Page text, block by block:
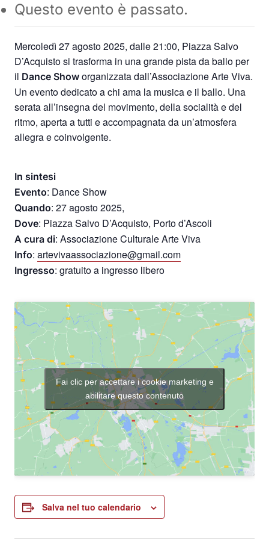
Questo evento è passato.
Mercoledì 27 agosto 2025, dalle 21:00, Piazza Salvo
D’Acquisto si trasforma in una grande pista da ballo per
il Dance Show organizzata dall’Associazione Arte Viva.
Un evento dedicato a chi ama la musica e il ballo. Una
serata all’insegna del movimento, della socialità e del
ritmo, aperta a tutti e accompagnata da un’atmosfera
allegra e coinvolgente.
In sintesi
Evento: Dance Show
Quando: 27 agosto 2025,
Dove: Piazza Salvo D’Acquisto, Porto d’Ascoli
A cura di: Associazione Culturale Arte Viva
Info: artevivaassociazione@gmail.com
Ingresso: gratuito a ingresso libero
Fai clic per accettare i cookie marketing e
abilitare questo contenuto
Salva nel tuo calendario